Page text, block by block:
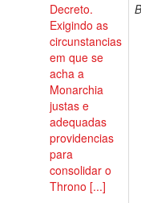
Decreto.
Exigindo as
circunstancias
em que se
acha a
Monarchia
justas e
adequadas
providencias
para
consolidar o
Throno [...]